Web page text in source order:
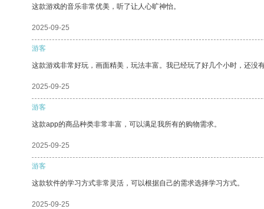
这款游戏的音乐非常优美，听了让人心旷神怡。
2025-09-25
游客
这款游戏非常好玩，画面精美，玩法丰富。我已经玩了好几个小时，还没
2025-09-25
游客
这款app的商品种类非常丰富，可以满足我所有的购物需求。
2025-09-25
游客
这款软件的学习方式非常灵活，可以根据自己的需求选择学习方式。
2025-09-25